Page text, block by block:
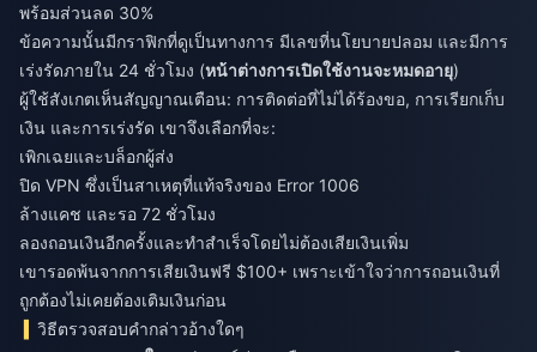
พร้อมส่วนลด 30%
ข้อความนั้นมีกราฟิกที่ดูเป็นทางการ มีเลขที่นโยบายปลอม และมีการ
เร่งรัดภายใน 24 ชั่วโมง (หน้าต่างการเปิดใช้งานจะหมดอายุ)
ผู้ใช้สังเกตเห็นสัญญาณเตือน: การติดต่อที่ไม่ได้ร้องขอ, การเรียกเก็บ
เงิน และการเร่งรัด เขาจึงเลือกที่จะ:
เพิกเฉยและบล็อกผู้ส่ง
ปิด VPN ซึ่งเป็นสาเหตุที่แท้จริงของ Error 1006
ล้างแคช และรอ 72 ชั่วโมง
ลองถอนเงินอีกครั้งและทำสำเร็จโดยไม่ต้องเสียเงินเพิ่ม
เขารอดพ้นจากการเสียเงินฟรี $100+ เพราะเข้าใจว่าการถอนเงินที่
ถูกต้องไม่เคยต้องเติมเงินก่อน
วิธีตรวจสอบคำกล่าวอ้างใดๆ